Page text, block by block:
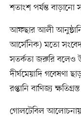
শতাংশ পর্যন্ত বাড়ানো
আফছার আলী
আর্সেনিক) মতো
সতর্কতা জরুরি বলেও
দীর্ঘমেয়াদি গবেষণা
রপ্তানি বাণিজ্য
গোলটেবিল আলোচনায়